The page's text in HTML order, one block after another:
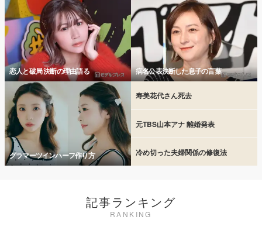
恋人と破局 決断の理由語る 病名公表決断した息子の言葉
グラマーツインハーフ作り方
寿美花代さん死去
元TBS山本アナ 離婚発表
冷め切った夫婦関係の修復法
記事ランキング
RANKING